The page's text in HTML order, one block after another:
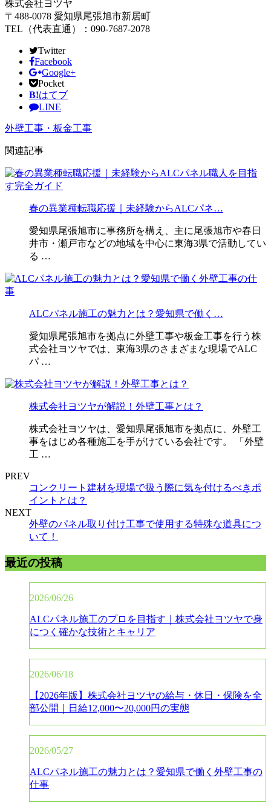
株式会社ヨツヤ
〒488-0078 愛知県尾張旭市新居町
TEL（代表直通）：090-7687-2078
Twitter
Facebook
Google+
Pocket
B!はてブ
LINE
外壁工事・板金工事
関連記事
春の異業種転職応援｜未経験からALCパネ…
愛知県尾張旭市に事務所を構え、主に尾張旭市や春日
井市・瀬戸市などの地域を中心に東海3県で活動してい
る …
ALCパネル施工の魅力とは？愛知県で働く…
愛知県尾張旭市を拠点に外壁工事や板金工事を行う株
式会社ヨツヤでは、東海3県のさまざまな現場でALC
パ …
株式会社ヨツヤが解説！外壁工事とは？
株式会社ヨツヤは、愛知県尾張旭市を拠点に、外壁工
事をはじめ各種施工を手がけている会社です。 「外壁
工 …
PREV
コンクリート建材を現場で扱う際に気を付けるべきポ
イントとは？
NEXT
外壁のパネル取り付け工事で使用する特殊な道具につ
いて！
最近の投稿
2026/06/26
ALCパネル施工のプロを目指す｜株式会社ヨツヤで身
につく確かな技術とキャリア
2026/06/18
【2026年版】株式会社ヨツヤの給与・休日・保険を全
部公開｜日給12,000〜20,000円の実態
2026/05/27
ALCパネル施工の魅力とは？愛知県で働く外壁工事の
仕事